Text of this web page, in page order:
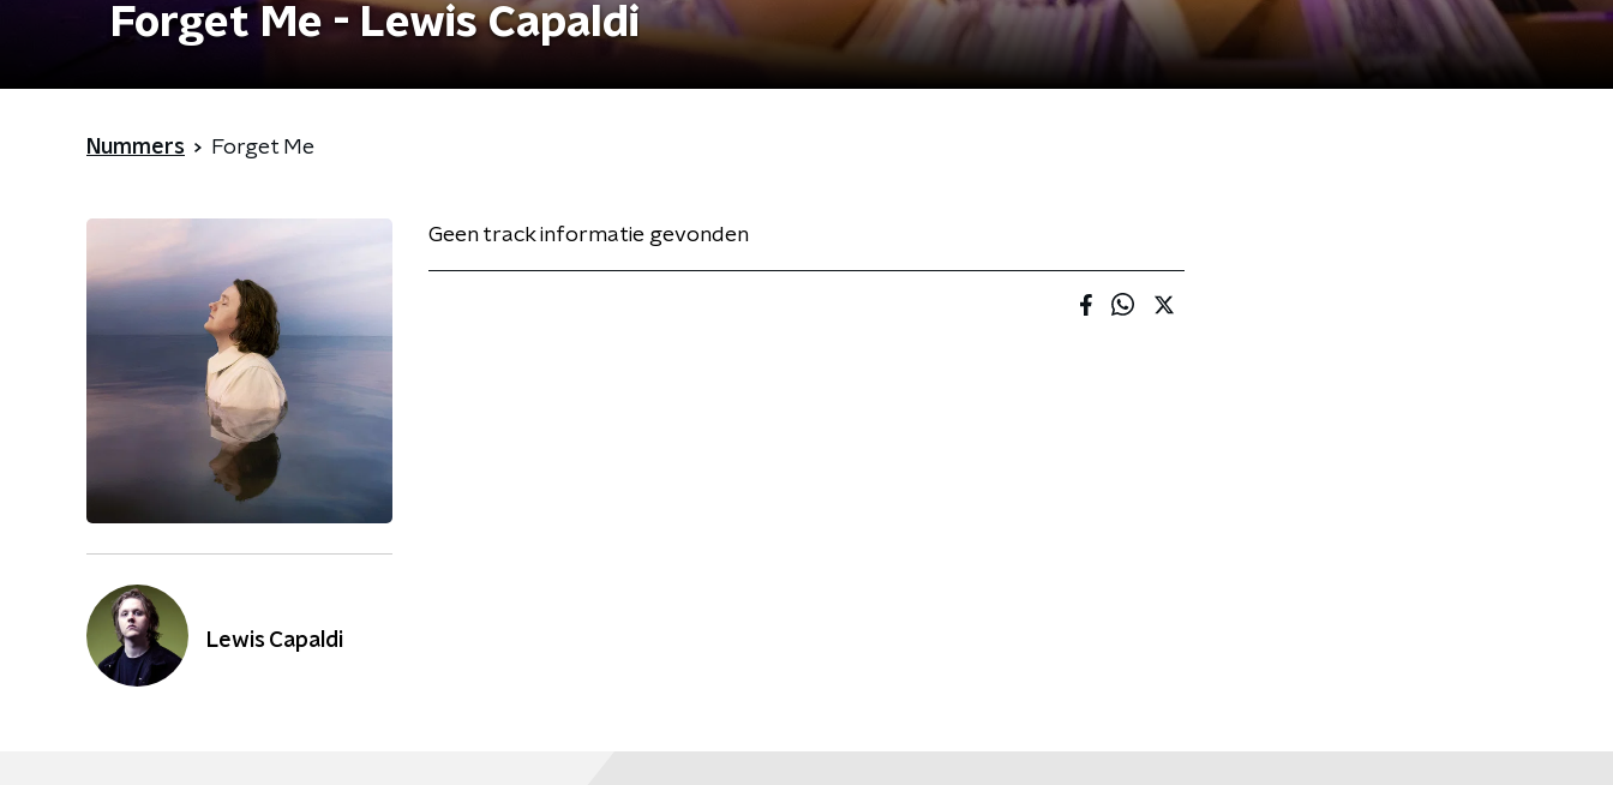
Forget Me - Lewis Capaldi
Nummers Forget Me
Lewis Capaldi
Geen track informatie gevonden